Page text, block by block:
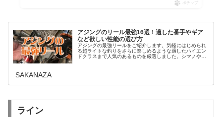
ポチップ
アジングのリール最強16選！適した番手やギア
など欲しい性能の選び方
アジングの最強リールをご紹介します。気軽にはじめられ
る超ライトな釣りをさらに楽しめるような適したハイエン
ドクラスまで人気のあるものを厳選しました。シマノやダ
SAKANAZA
ライン